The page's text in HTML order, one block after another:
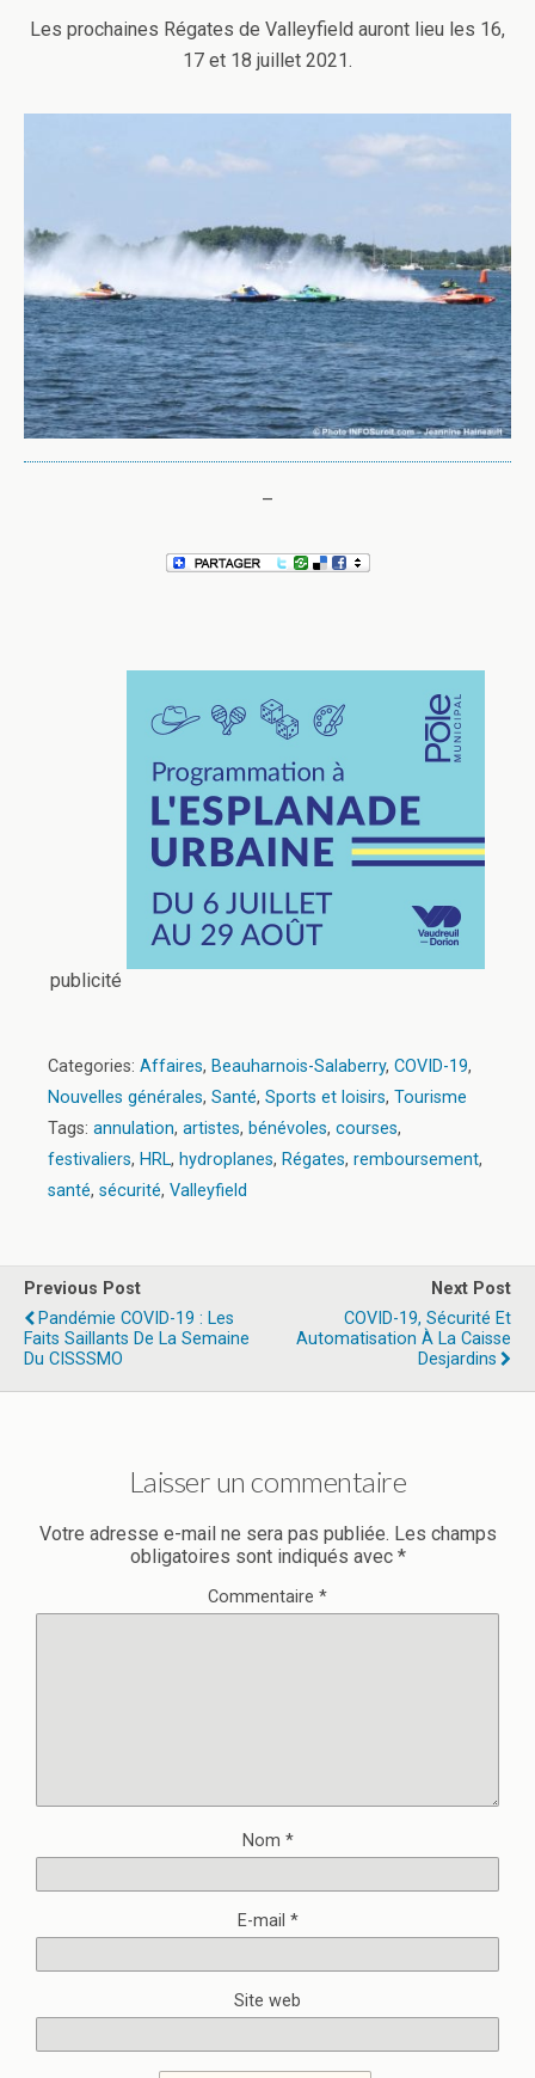
Les prochaines Régates de Valleyfield auront lieu les 16,
17 et 18 juillet 2021.
–
publicité
Categories: Affaires, Beauharnois-Salaberry, COVID-19,
Nouvelles générales, Santé, Sports et loisirs, Tourisme
Tags: annulation, artistes, bénévoles, courses,
festivaliers, HRL, hydroplanes, Régates, remboursement,
santé, sécurité, Valleyfield
Previous Post
Pandémie COVID-19 : Les
Faits Saillants De La Semaine
Du CISSSMO
Next Post
COVID-19, Sécurité Et
Automatisation À La Caisse
Desjardins
Laisser un commentaire
Votre adresse e-mail ne sera pas publiée. Les champs
obligatoires sont indiqués avec *
Commentaire *
Nom *
E-mail *
Site web